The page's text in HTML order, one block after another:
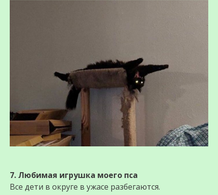
7. Любимая игрушка моего пса
Все дети в округе в ужасе разбегаются.